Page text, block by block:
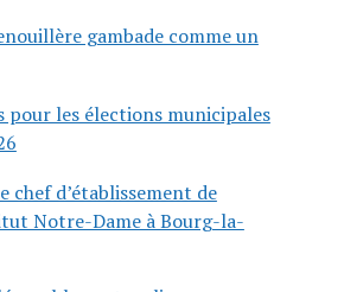
gambade comme un
pour les élections municipales
chef d’établissement de
Notre-Dame à Bourg-la-